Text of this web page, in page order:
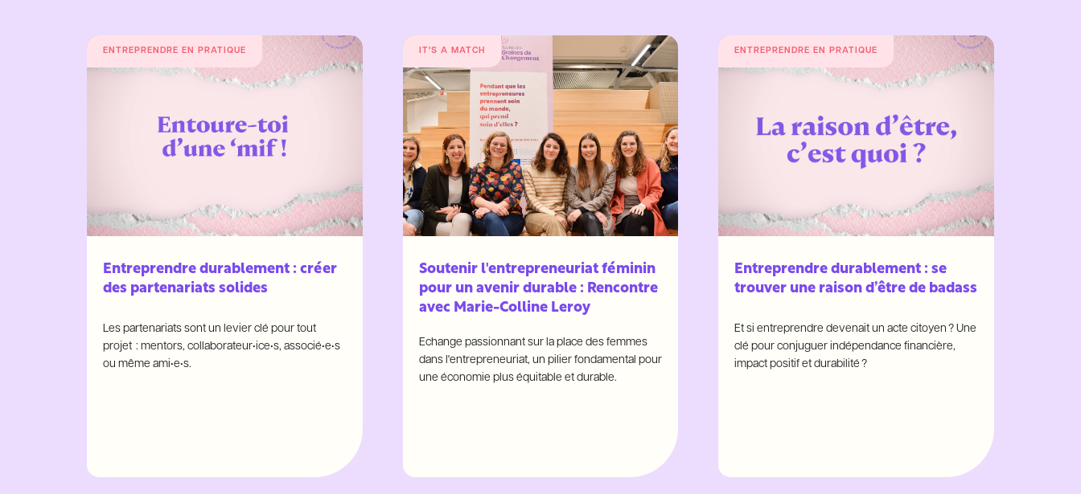
ENTREPRENDRE EN PRATIQUE
Entreprendre durablement : créer
des partenariats solides
Les partenariats sont un levier clé pour tout
projet : mentors, collaborateur•ice•s, associé•e•s
ou même ami•e•s.
IT'S A MATCH
Soutenir l'entrepreneuriat féminin
pour un avenir durable : Rencontre
avec Marie-Colline Leroy
Echange passionnant sur la place des femmes
dans l'entrepreneuriat, un pilier fondamental pour
une économie plus équitable et durable.
ENTREPRENDRE EN PRATIQUE
Entreprendre durablement : se
trouver une raison d’être de badass
Et si entreprendre devenait un acte citoyen ? Une
clé pour conjuguer indépendance financière,
impact positif et durabilité ?